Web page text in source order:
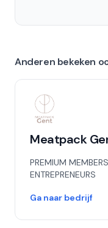
Anderen bekeken
Meatpack
PREMIUM
ENTREPRENEURS
Ga naar bedrijf